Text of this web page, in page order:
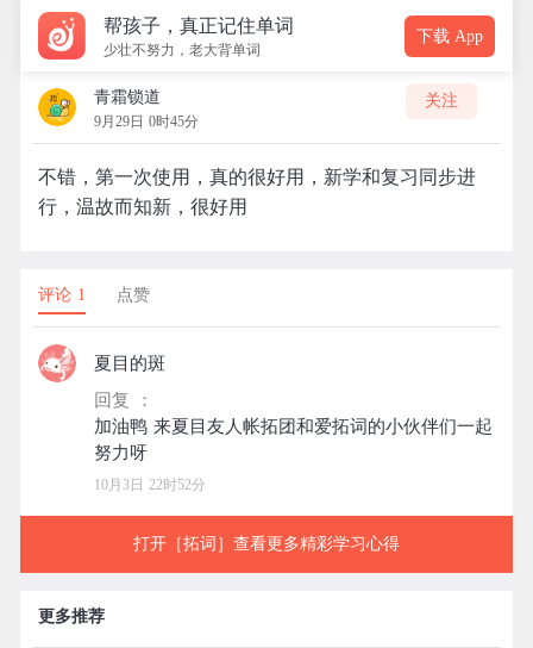
帮孩子，真正记住单词
少壮不努力，老大背单词
下载 App
青霜锁道
9月29日 0时45分
关注
不错，第一次使用，真的很好用，新学和复习同步进
行，温故而知新，很好用
评论 1 点赞
夏目的斑
回复 ：
加油鸭 来夏目友人帐拓团和爱拓词的小伙伴们一起
10月3日 22时52分
打开［拓词］查看更多精彩学习心得
更多推荐